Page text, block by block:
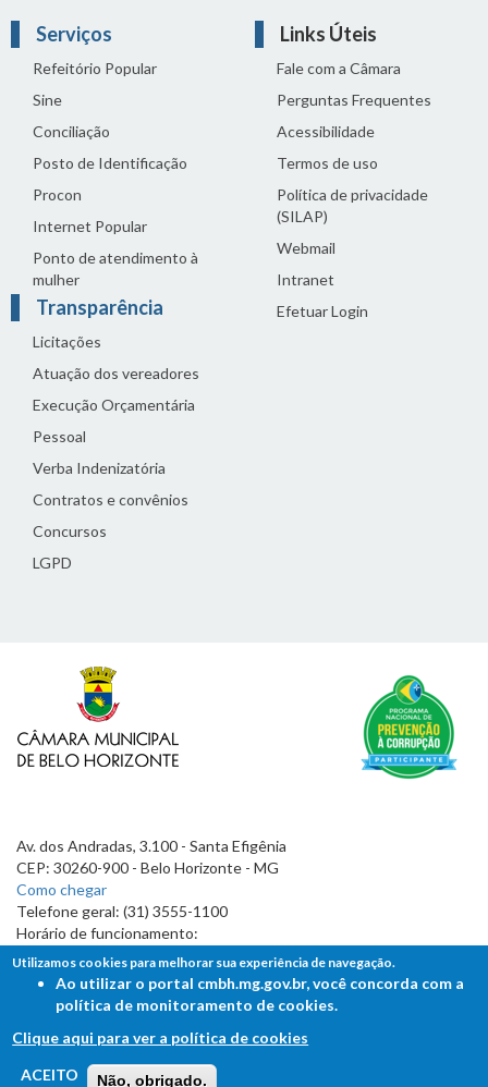
Serviços
Refeitório Popular
Sine
Conciliação
Posto de Identificação
Procon
Internet Popular
Ponto de atendimento à
mulher
Transparência
Licitações
Atuação dos vereadores
Execução Orçamentária
Pessoal
Verba Indenizatória
Contratos e convênios
Concursos
LGPD
Links Úteis
Fale com a Câmara
Perguntas Frequentes
Acessibilidade
Termos de uso
Política de privacidade
(SILAP)
Webmail
Intranet
Efetuar Login
Av. dos Andradas, 3.100 - Santa Efigênia
CEP: 30260-900 - Belo Horizonte - MG
Como chegar
Telefone geral: (31) 3555-1100
Horário de funcionamento:
7h às 19h
FALE COM A CÂMARA
Ouvidoria - Lei de Acesso à Informação
Utilizamos cookies para melhorar sua experiência de navegação.
Ao utilizar o portal cmbh.mg.gov.br, você concorda com a
política de monitoramento de cookies.
Clique aqui para ver a política de cookies
ACEITO
Não, obrigado.